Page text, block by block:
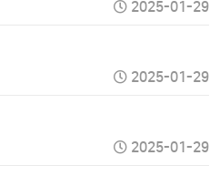
2025-01-29
2025-01-29
2025-01-29